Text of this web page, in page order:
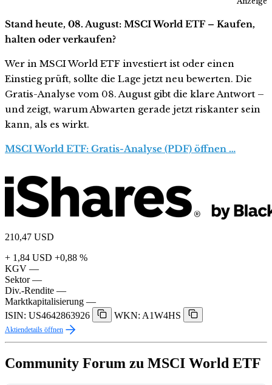
Stand heute, 08. August: MSCI World ETF – Kaufen,
halten oder verkaufen?
Wer in MSCI World ETF investiert ist oder einen
Einstieg prüft, sollte die Lage jetzt neu bewerten. Die
Gratis-Analyse vom 08. August gibt die klare Antwort –
und zeigt, warum Abwarten gerade jetzt riskanter sein
kann, als es wirkt.
MSCI World ETF: Gratis-Analyse (PDF) öffnen …
210,47 USD
+ 1,84 USD +0,88 %
KGV —
Sektor —
Div.-Rendite —
Marktkapitalisierung —
ISIN: US4642863926
WKN: A1W4HS
Aktiendetails öffnen
Community Forum zu MSCI World ETF